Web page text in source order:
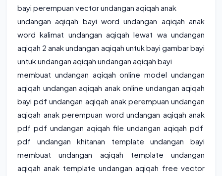
bayi perempuan vector undangan aqiqah anak
undangan aqiqah bayi word undangan aqiqah anak
word kalimat undangan aqiqah lewat wa undangan
aqiqah 2 anak undangan aqiqah untuk bayi gambar bayi
untuk undangan aqiqah undangan aqiqah bayi
membuat undangan aqiqah online model undangan
aqiqah undangan aqiqah anak online undangan aqiqah
bayi pdf undangan aqiqah anak perempuan undangan
aqiqah anak perempuan word undangan aqiqah anak
pdf pdf undangan aqiqah file undangan aqiqah pdf
pdf undangan khitanan template undangan bayi
membuat undangan aqiqah template undangan
aqiqah anak template undangan aqiqah free vector